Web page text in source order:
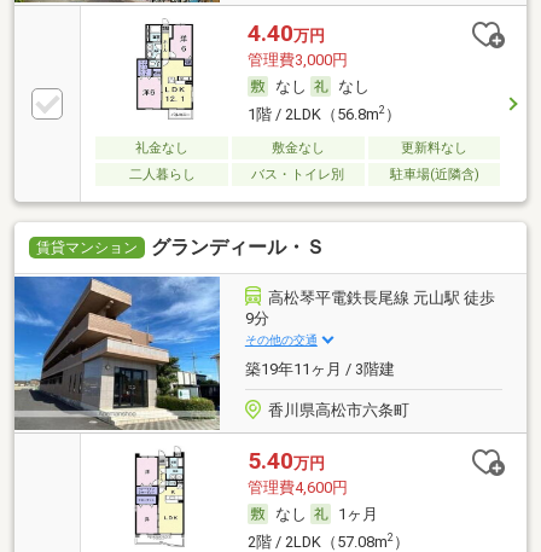
4.40万円
管理費3,000円
なし
なし
1階 / 2LDK（56.8m2）
礼金なし 敷金なし
更新料なし
二人暮らし
バス・トイレ別 駐車場(近隣含)
賃貸マンション グランディール・Ｓ
高松琴平電鉄長尾線 元山駅 徒歩
9分
その他の交通
築19年11ヶ月 / 3階建
香川県高松市六条町
5.40万円
管理費4,600円
なし
1ヶ月
2階 / 2LDK（57.08m2）